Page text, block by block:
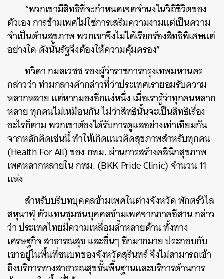
“พวกเขามีสิทธิที่จะกำหนดเจตจำนงในวิถีชีวิตของ
ตัวเอง การข้ามเพศไม่ใช่การเสริมความงามแต่เป็นความ
จำเป็นด้านสุขภาพ พวกเขาจึงไม่ได้เรียกร้องสิทธิพิเศษแต่
อย่างใด ดังนั้นรัฐจึงต้องให้ความคุ้มครอง”
ทวิดา กมลเวชช รองผู้ว่าราชการกรุงเทพมหานคร
กล่าวว่า ท่ามกลางคำกล่าวที่ว่าประเทศเรายอมรับความ
หลากหลาย แต่หากมองอีกแง่หนึ่ง เมื่อเรารู้ว่าทุกคนหลาก
หลาย ทุกคนไม่เหมือนกัน ไม่ว่าสิทธินั้นจะเป็นสิทธิเรื่อง
อะไรก็ตาม พวกเขาต้องได้รับการดูแลอย่างเท่าเทียมกัน
จากหลักคิดเช่นนี้ ทำให้เกิดแนวคิดสุขภาพสำหรับทุกคน
(Health For All) ของ กทม. ผ่านการสร้างคลินิกสุขภาพ
เพศหลากหลายใน กทม. (BKK Pride Clinic) จำนวน 11
แห่ง
สำหรับบริบทบุคคลข้ามเพศในต่างจังหวัด พักตร์วิไล
สหุนาฬุ ตัวแทนชุมชนบุคคลข้ามเพศจากภาคอีสาน กล่าว
ว่า ประเทศไทยมีความเหลื่อมล้ำหลายด้าน ทั้งทาง
เศรษฐกิจ สาธารณสุข และอื่นๆ อีกมากมาย ประกอบกับ
เขาอยู่ในพื้นที่ชนบทของจังหวัดสุรินทร์ จึงไม่สามารถเข้า
ถึงบริการทางสาธารณสุขขั้นพื้นฐานและบริการด้านการ